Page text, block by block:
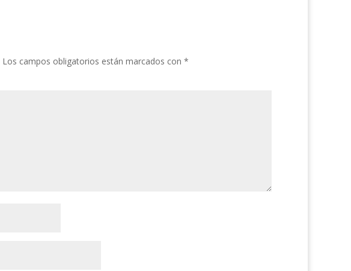
Los campos obligatorios están marcados con *